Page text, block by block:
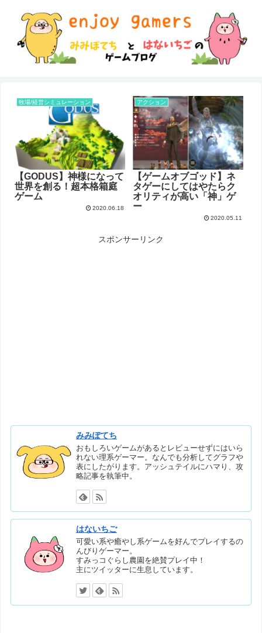
牧場/経営シミュレーション
【GODUS】神様になって
世界を創る！超本格箱庭
ゲーム
2020.06.18
アクション
【ゲームオブゴッド】ネ
タゲーにしてはやたらク
オリティが高い「神」ゲ
ー
2020.05.11
スポンサーリンク
みみぽてち
おもしろいゲームがあるとレビューせずにはいら
れない理系ゲーマー。なんでも分析してグラフや
表にしたがります。アッシュテイルにハマり、攻
略記事を執筆中。
はないちご
可愛い系や癒やし系ゲームを好んでプレイするの
んびりゲーマー。
すみっコぐらし農園を絶賛プレイ中！
主にツイッターに生息しています。